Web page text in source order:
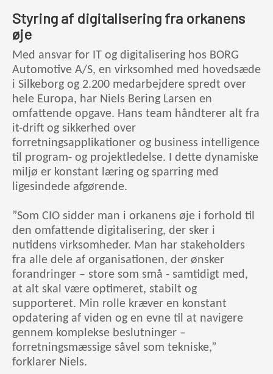
Styring af digitalisering fra orkanens
øje
Med ansvar for IT og digitalisering hos BORG
Automotive A/S, en virksomhed med hovedsæde
i Silkeborg og 2.200 medarbejdere spredt over
hele Europa, har Niels Bering Larsen en
omfattende opgave. Hans team håndterer alt fra
it-drift og sikkerhed over
forretningsapplikationer og business intelligence
til program- og projektledelse. I dette dynamiske
miljø er konstant læring og sparring med
ligesindede afgørende.
”Som CIO sidder man i orkanens øje i forhold til
den omfattende digitalisering, der sker i
nutidens virksomheder. Man har stakeholders
fra alle dele af organisationen, der ønsker
forandringer – store som små - samtidigt med,
at alt skal være optimeret, stabilt og
supporteret. Min rolle kræver en konstant
opdatering af viden og en evne til at navigere
gennem komplekse beslutninger –
forretningsmæssige såvel som tekniske,”
forklarer Niels.